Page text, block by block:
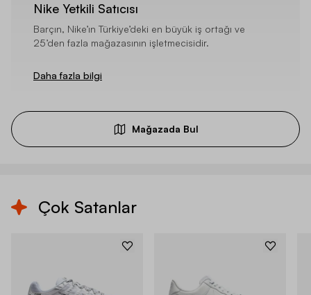
Nike Yetkili Satıcısı
Barçın, Nike’ın Türkiye’deki en büyük iş ortağı ve
25’den fazla mağazasının işletmecisidir.
Daha fazla bilgi
Mağazada Bul
Çok Satanlar